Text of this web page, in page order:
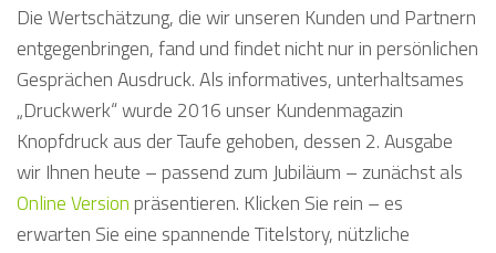
Die Wertschätzung, die wir unseren Kunden und Partnern
entgegenbringen, fand und findet nicht nur in persönlichen
Gesprächen Ausdruck. Als informatives, unterhaltsames
„Druckwerk“ wurde 2016 unser Kundenmagazin
Knopfdruck aus der Taufe gehoben, dessen 2. Ausgabe
wir Ihnen heute – passend zum Jubiläum – zunächst als
Online Version präsentieren. Klicken Sie rein – es
erwarten Sie eine spannende Titelstory, nützliche